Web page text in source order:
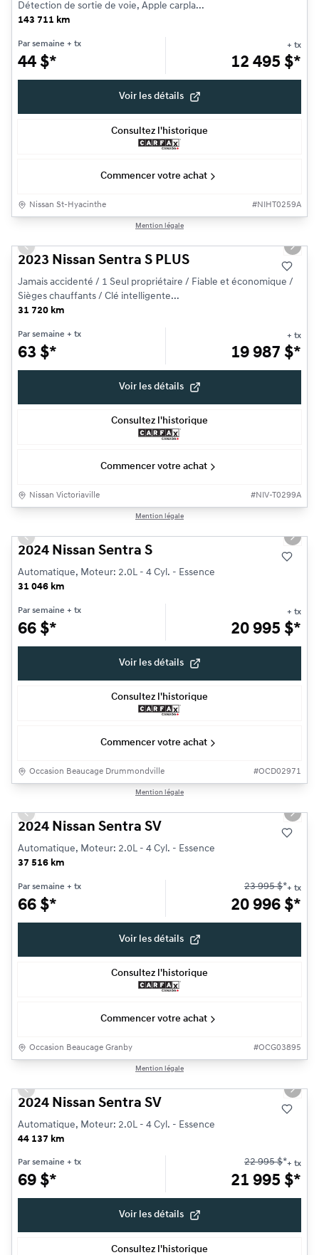
Détection de sortie de voie, Apple carpla...
143 711 km
Par semaine + tx
44 $*
+ tx
12 495 $*
Voir les détails
Consultez l'historique
Commencer votre achat
Nissan St-Hyacinthe #NIHT0259A
Mention légale
Previous slide Next
2023 Nissan Sentra S PLUS
Jamais accidenté / 1 Seul propriétaire / Fiable et économique /
Sièges chauffants / Clé intelligente...
31 720 km
Par semaine + tx
63 $*
+ tx
19 987 $*
Voir les détails
Consultez l'historique
Commencer votre achat
Nissan Victoriaville #NIV-T0299A
Mention légale
Previous slide Next
2024 Nissan Sentra S
Automatique, Moteur: 2.0L - 4 Cyl. - Essence
31 046 km
Par semaine + tx
66 $*
+ tx
20 995 $*
Voir les détails
Consultez l'historique
Commencer votre achat
Occasion Beaucage Drummondville #OCD02971
Mention légale
Previous slide Next
2024 Nissan Sentra SV
Automatique, Moteur: 2.0L - 4 Cyl. - Essence
37 516 km
Par semaine + tx
66 $*
23 995$*+ tx
20 996 $*
Voir les détails
Consultez l'historique
Commencer votre achat
Occasion Beaucage Granby #OCG03895
Mention légale
Previous slide Next
2024 Nissan Sentra SV
Automatique, Moteur: 2.0L - 4 Cyl. - Essence
44 137 km
Par semaine + tx
69 $*
22 995$*+ tx
21 995 $*
Voir les détails
Consultez l'historique